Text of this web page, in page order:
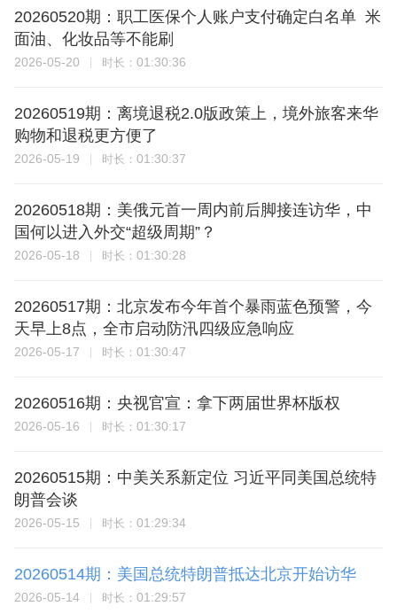
20260520期：职工医保个人账户支付确定白名单 米
面油、化妆品等不能刷
2026-05-20 时长： 01:30:36
20260519期：离境退税2.0版政策上，境外旅客来华
购物和退税更方便了
2026-05-19 时长： 01:30:37
20260518期：美俄元首一周内前后脚接连访华，中
国何以进入外交“超级周期”？
2026-05-18 时长： 01:30:28
20260517期：北京发布今年首个暴雨蓝色预警，今
天早上8点，全市启动防汛四级应急响应
2026-05-17 时长： 01:30:47
20260516期：央视官宣：拿下两届世界杯版权
2026-05-16 时长： 01:30:17
20260515期：中美关系新定位 习近平同美国总统特
朗普会谈
2026-05-15 时长： 01:29:34
20260514期：美国总统特朗普抵达北京开始访华
2026-05-14 时长： 01:29:57